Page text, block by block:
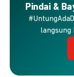
Pindai &
langsung